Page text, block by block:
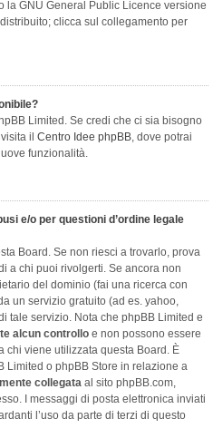
la GNU General Public Licence versione
clicca sul collegamento per
Limited. Se credi che ci sia bisogno
il Centro Idee phpBB, dove potrai
funzionalità.
e/o per questioni d’ordine legale
Board. Se non riesci a trovarlo, prova
a chi puoi rivolgerti. Se ancora non
del dominio (fai una ricerca con
un servizio gratuito (ad es. yahoo,
tale servizio. Nota che phpBB Limited e
alcun controllo e non possono essere
chi viene utilizzata questa Board. È
Limited o phpBB Store in relazione a
collegata al sito phpBB.com,
I messaggi di posta elettronica inviati
l’uso da parte di terzi di questo